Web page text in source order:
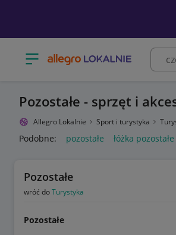
Otwórz menu z kategoriami
Pozostałe - sprzęt i
Allegro Lokalnie Sport i turystyka
Podobne: pozostałe łóżka pozostałe
Pozostałe
wróć doTurystyka
Pozostałe